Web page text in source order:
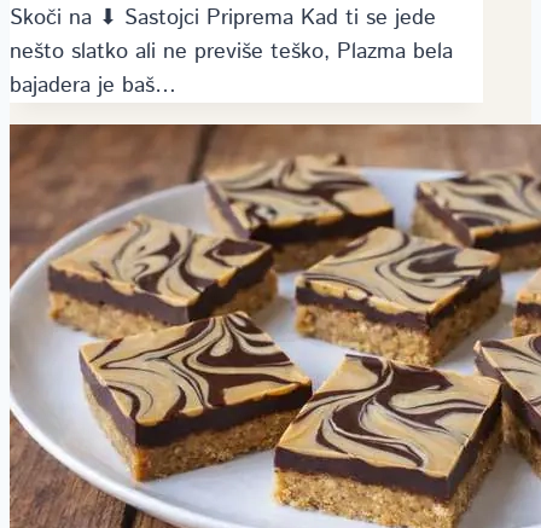
Skoči na ⬇ Sastojci Priprema Kad ti se jede
nešto slatko ali ne previše teško, Plazma bela
bajadera je baš…